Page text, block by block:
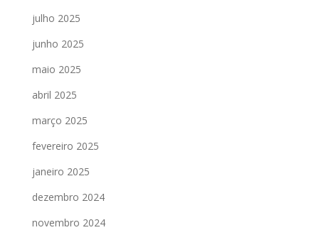
julho 2025
junho 2025
maio 2025
abril 2025
março 2025
fevereiro 2025
janeiro 2025
dezembro 2024
novembro 2024